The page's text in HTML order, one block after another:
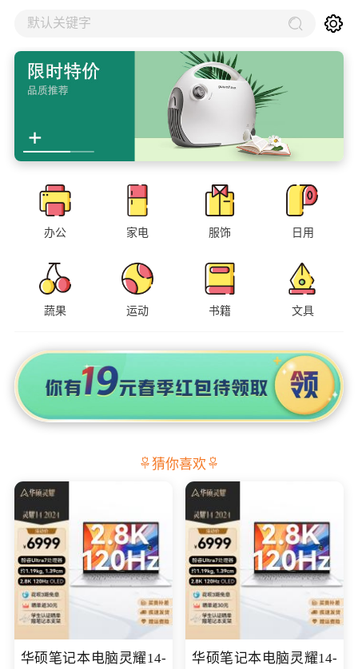
默认关键字
办公 家电 服饰 日用
蔬果 运动 书籍 文具
猜你喜欢
华硕笔记本电脑灵耀14-
华硕笔记本电脑灵耀14-